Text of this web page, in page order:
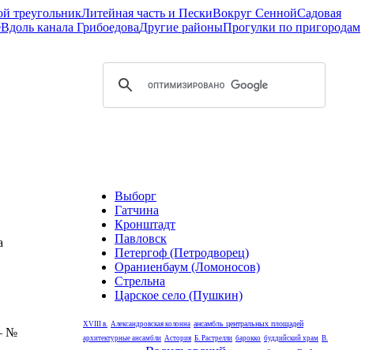
треугольникЛитейная часть и ПескиВокруг СеннойСадовая
Вдоль канала ГрибоедоваДругие районыПрогулки по пригородам
№
Выборг
Гатчина
Кронштадт
Павловск
Петергоф (Петродворец)
Ораниенбаум (Ломоносов)
Стрельна
Царское село (Пушкин)
XVIII в. Александровская колонна ансамбль центральных площадей
архитектурные ансамбли Астория Б. Растрелли барокко буддийский храм В.